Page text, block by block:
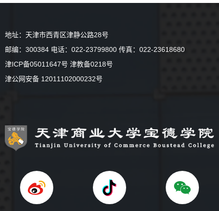
地址：天津市西青区津静公路28号
邮编：300384 电话：022-23799800 传真：022-23618680
津ICP备05011647号 津教备0218号
津公网安备 12011102000232号